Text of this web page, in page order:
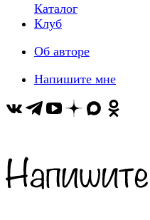
Каталог
Клуб
Об авторе
Напишите мне